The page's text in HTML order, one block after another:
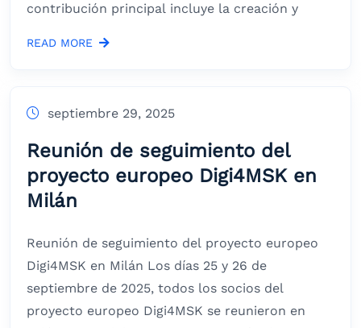
contribución principal incluye la creación y
READ MORE
septiembre 29, 2025
Reunión de seguimiento del
proyecto europeo Digi4MSK en
Milán
Reunión de seguimiento del proyecto europeo
Digi4MSK en Milán Los días 25 y 26 de
septiembre de 2025, todos los socios del
proyecto europeo Digi4MSK se reunieron en